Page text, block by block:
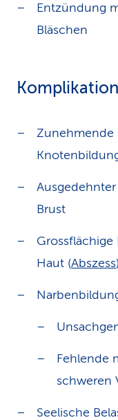
Entzündung
Bläschen
Zunehmende
Brust
Haut (Abszess)
Fehlende
schweren
Seelische